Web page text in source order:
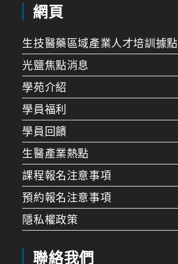
網頁
生技醫藥區域產業人才培訓據點
光鹽焦點消息
學苑介紹
學員福利
學員回饋
生醫產業熱點
課程報名注意事項
預約報名注意事項
隱私權政策
聯絡我們